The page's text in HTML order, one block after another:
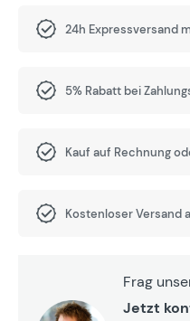
24h Expressversand
5% Rabatt bei
Kauf auf Rechnung
Kostenloser Versand
Frag
Jetzt